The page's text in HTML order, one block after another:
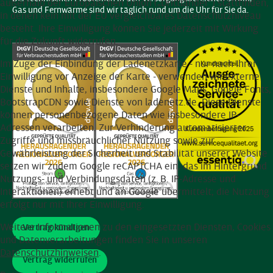
Gas und Fernwärme sind wir täglich rund um die Uhr für Sie da.
Vertrag kündigen
Vertrag widerrufen
außerhalb der Europäischen Union („Drittländer“) stattfinden,
in denen kein mit der EU vergleichbares Datenschutzniveau
besteht. Ihre Einwilligung können Sie jederzeit mit Wirkung
für die Zukunft widerrufen.
Im Zuge der Einbindung der Ladenetzkarte - nur nach Ihrer
Einwilligung vor Anzeige der Karte - verwenden wir externe
Dienste und Inhalte, insbesondere Google Maps, Google Fonts,
BootstrapCDN sowie Dienste von ladenetz.de. Diese Dienste
können personenbezogene Daten wie insbesondere IP-
Adressen verarbeiten. Zur Verhinderung automatisierter
Zugriffe und missbräuchlicher Nutzung sowie zur
Gewährleistung der Sicherheit und Stabilität unserer Website
setzen wir zudem Google reCAPTCHA ein, das im Hintergrund
Nutzungs- und Verbindungsdaten (z. B. IP-Adresse und
Interaktionen) erhebt und an Google übermittelt; die Nutzung
erfolgt nur mit Ihrer Einwilligung.
Weitere Informationen zu den eingesetzten Diensten, Cookies
und Datenverarbeitungen finden Sie in unseren
Datenschutzhinweisen.